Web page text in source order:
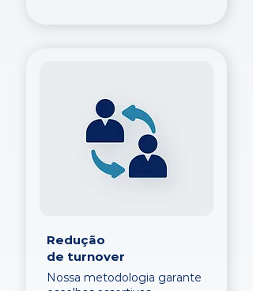
Redução
de turnover
Nossa metodologia garante